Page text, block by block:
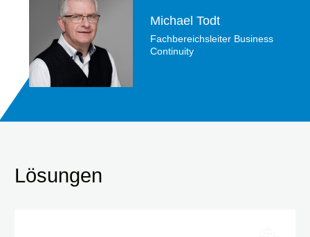
Michael Todt
Fachbereichsleiter Business
Continuity
Lösungen